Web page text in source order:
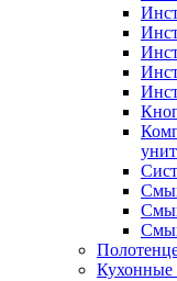
Кухонные